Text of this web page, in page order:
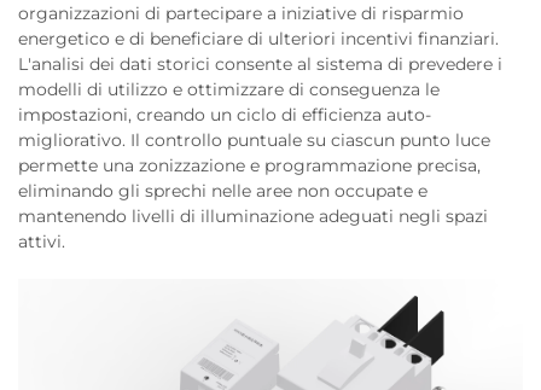
organizzazioni di partecipare a iniziative di risparmio
energetico e di beneficiare di ulteriori incentivi finanziari.
L'analisi dei dati storici consente al sistema di prevedere i
modelli di utilizzo e ottimizzare di conseguenza le
impostazioni, creando un ciclo di efficienza auto-
migliorativo. Il controllo puntuale su ciascun punto luce
permette una zonizzazione e programmazione precisa,
eliminando gli sprechi nelle aree non occupate e
mantenendo livelli di illuminazione adeguati negli spazi
attivi.